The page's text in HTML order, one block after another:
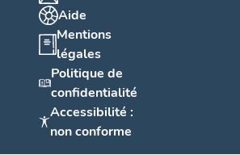
Aide
Mentions
légales
Politique de
confidentialité
Accessibilité :
non conforme